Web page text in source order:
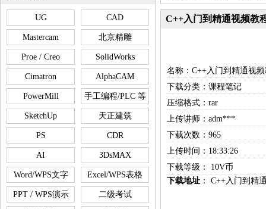
UG CAD
Mastercam 北京精雕
Proe / Creo SolidWorks
Cimatron AlphaCAM
PowerMill 手工编程/PLC 等
SketchUp 天正建筑
PS CDR
AI 3DsMAX
Word/WPS文字 Excel/WPS表格
PPT / WPS演示 二级考试
C++入门到精通视频教
名称：C++入门到精通视
下载分类：课程笔记
压缩格式：rar
上传讲师：adm***
下载次数：965
上传时间：18:33:26
下载等级： 10V币
下载地址 ： C++入门到精